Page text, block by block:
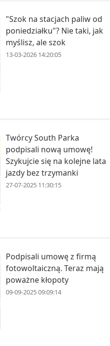
"Szok na stacjach paliw od
poniedziałku"? Nie taki, jak
myślisz, ale szok
13-03-2026 14:20:05
Twórcy South Parka
podpisali nową umowę!
Szykujcie się na kolejne lata
jazdy bez trzymanki
27-07-2025 11:30:15
Podpisali umowę z firmą
fotowoltaiczną. Teraz mają
poważne kłopoty
09-09-2025 09:09:14